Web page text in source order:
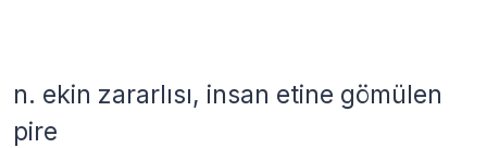
n. ekin zararlısı, insan etine gömülen
pire